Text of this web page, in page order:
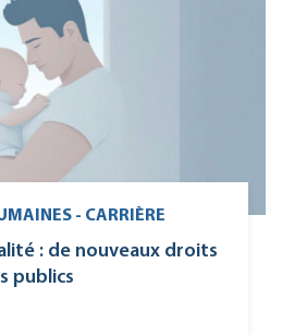
- CARRIÈRE
: de nouveaux droits
publics